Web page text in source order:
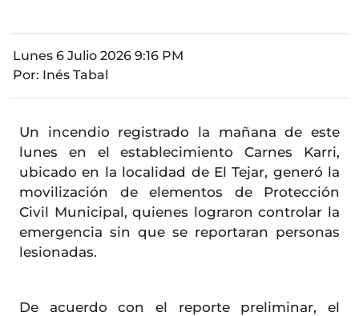
Lunes 6 Julio 2026 9:16 PM
Por: Inés Tabal
Un incendio registrado la mañana de este
lunes en el establecimiento Carnes Karri,
ubicado en la localidad de El Tejar, generó la
movilización de elementos de Protección
Civil Municipal, quienes lograron controlar la
emergencia sin que se reportaran personas
lesionadas.
De acuerdo con el reporte preliminar, el